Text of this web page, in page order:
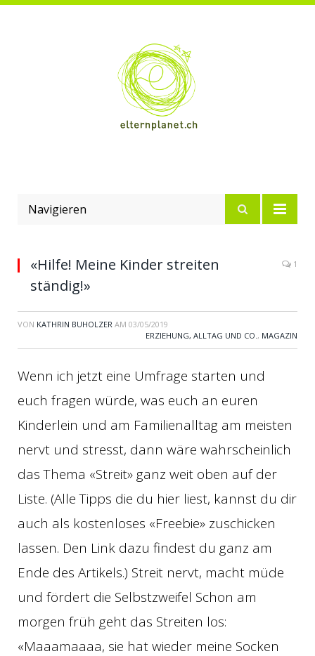
Navigieren
«Hilfe! Meine Kinder streiten
ständig!»
1
VON KATHRIN BUHOLZER AM 03/05/2019
ERZIEHUNG, ALLTAG UND CO., MAGAZIN
Wenn ich jetzt eine Umfrage starten und
euch fragen würde, was euch an euren
Kinderlein und am Familienalltag am meisten
nervt und stresst, dann wäre wahrscheinlich
das Thema «Streit» ganz weit oben auf der
Liste. (Alle Tipps die du hier liest, kannst du dir
auch als kostenloses «Freebie» zuschicken
lassen. Den Link dazu findest du ganz am
Ende des Artikels.) Streit nervt, macht müde
und fördert die Selbstzweifel Schon am
morgen früh geht das Streiten los:
«Maaamaaaa, sie hat wieder meine Socken